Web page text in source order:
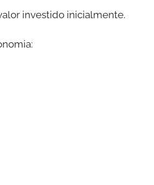
investido inicialmente.